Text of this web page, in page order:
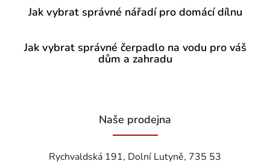
Jak vybrat správné nářadí pro domácí dílnu
Jak vybrat správné čerpadlo na vodu pro váš
dům a zahradu
Naše prodejna
Rychvaldská 191, Dolní Lutyně, 735 53